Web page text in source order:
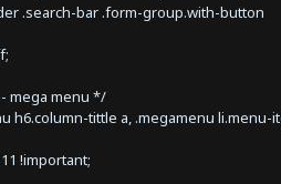
.search-bar .form-group.with-button
mega menu */
h6.column-tittle a, .megamenu li.menu-
!important;